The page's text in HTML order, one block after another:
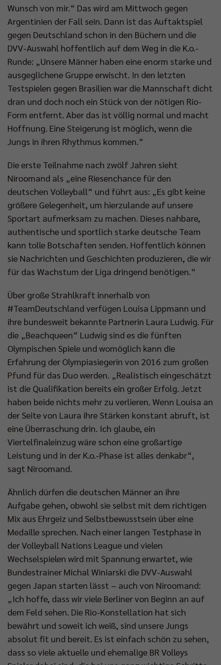
Wunsch von mir.“ Das wird am Mittwoch gegen
Argentinien der Fall sein. Dann ist das Auftaktspiel
gegen Deutschland schon in den Büchern und die
DVV-Auswahl hoffentlich auf dem Weg in die K.o.-
Runde: „Unsere Männer haben eine enorm starke und
ausgeglichene Gruppe erwischt. In den letzten
Testspielen gegen Brasilien war die Mannschaft dicht
dran und doch noch ein Stück von der nötigen Rio-
Form entfernt. Aber das ist völlig normal und macht
Hoffnung. Eine Steigerung ist möglich, wenn die
Jungs in ihren Rhythmus kommen.“
Die erste Teilnahme nach zwölf Jahren sieht
Niroomand als „eine Riesenchance für den
deutschen Volleyball“ und führt aus: „Es gibt keine
größere Gelegenheit, um hierzulande auf unsere
Sportart aufmerksam zu machen. Dieses nahbare,
authentische und sportlich starke deutsche Team
kann tolle Botschaften senden. Hoffentlich können
sie Nachrichten und Geschichten produzieren, die wir
für das Wachstum der Liga dringend benötigen.“
Über große Strahlkraft innerhalb von
#TeamDeutschland verfügen Louisa Lippmann und
ihre bundesweit bekannte Partnerin Laura Ludwig. Für
die „Beachqueen“ Ludwig sind es die fünften
Olympischen Spiele und womöglich kann die
Erfahrung der Olympiasiegerin von 2016 zum großen
Pfund für das Duo werden. „Realistisch eingeschätzt
ist die Qualifikation bereits ein großer Erfolg. Jetzt
haben beide nichts mehr zu verlieren. Wenn Louisa an
der Seite von Laura ihre Stärken konstant abruft, ist
eine Überraschung drin. Ich glaube, ein
Viertelfinaleinzug wäre schon eine großartige
Leistung und in der K.o.-Phase ist alles denkabr“,
sagt Niroomand.
Ähnlich dürfen die deutschen Männer an ihre
Aufgabe gehen, obwohl sie selbst mit dem richtigen
Mix aus Ehrgeiz und Selbstbewusstsein über eine
Medaille sprechen. Nach einer langen Testphase in
der Volleyball Nations League und vielen
Wechselspielen wird mit Spannung erwartet, wie
Bundestrainer Michal Winiarski die DVV-Auswahl
gegen Japan starten lässt – auch von Niroomand:
„Ich hoffe, dass wir viele Berliner von Beginn an auf
dem Feld sehen. Die Rio-Konstellation hat sich
bewährt und soweit ich weiß, sind unsere Jungs
absolut fit und bereit. Es ist einfach schön zu sehen,
dass so viele aktuelle und ehemalige BR Volleys